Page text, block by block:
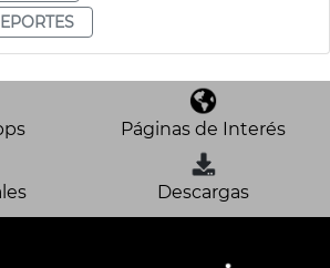
Páginas de Interés
Descargas